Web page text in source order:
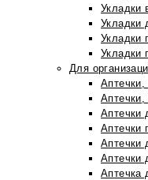
Укладки
Укладки
Укладки
Укладки
Для
Аптечки
Аптечки
Аптечки
Аптечки
Аптечка